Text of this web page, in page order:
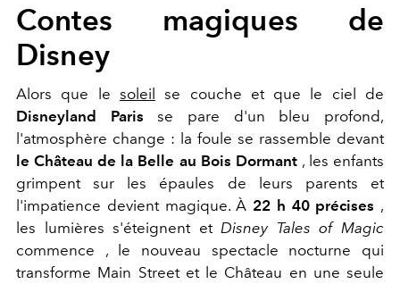
Contes magiques de
Disney
Alors que le soleil se couche et que le ciel de
Disneyland Paris se pare d'un bleu profond,
l'atmosphère change : la foule se rassemble devant
le Château de la Belle au Bois Dormant , les enfants
grimpent sur les épaules de leurs parents et
l'impatience devient magique. À 22 h 40 précises ,
les lumières s'éteignent et Disney Tales of Magic
commence , le nouveau spectacle nocturne qui
transforme Main Street et le Château en une seule